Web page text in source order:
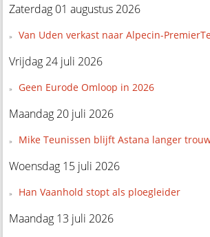
Zaterdag 01 augustus 2026
Van Uden verkast naar Alpecin-
Vrijdag 24 juli 2026
Geen Eurode Omloop in 2026
Maandag 20 juli 2026
Mike Teunissen blijft Astana langer
Woensdag 15 juli 2026
Han Vaanhold stopt als ploegleider
Maandag 13 juli 2026